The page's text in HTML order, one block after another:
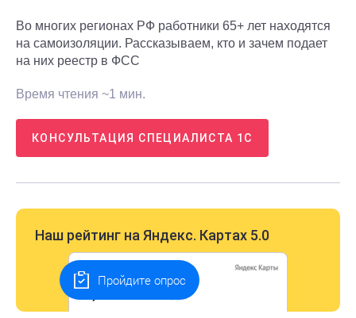
Во многих регионах РФ работники 65+ лет находятся
на самоизоляции. Рассказываем, кто и зачем подает
на них реестр в ФСС
Время чтения ~1 мин.
КОНСУЛЬТАЦИЯ СПЕЦИАЛИСТА 1С
Наш рейтинг на Яндекс. Картах 5.0
Пройдите опрос